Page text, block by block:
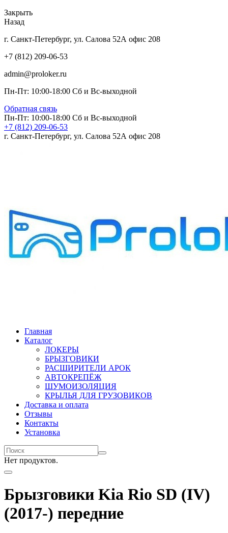
Закрыть
Назад
г. Санкт-Петербург, ул. Салова 52А офис 208
+7 (812) 209-06-53
admin@proloker.ru
Пн-Пт: 10:00-18:00 Сб и Вс-выходной
Обратная связь
Пн-Пт: 10:00-18:00 Сб и Вс-выходной
+7 (812) 209-06-53
г. Санкт-Петербург, ул. Салова 52А офис 208
Главная
Каталог
ЛОКЕРЫ
БРЫЗГОВИКИ
РАСШИРИТЕЛИ АРОК
АВТОКРЕПЁЖ
ШУМОИЗОЛЯЦИЯ
КРЫЛЬЯ ДЛЯ ГРУЗОВИКОВ
Доставка и оплата
Отзывы
Контакты
Установка
Нет продуктов.
Брызговики Kia Rio SD (IV)
(2017-) передние